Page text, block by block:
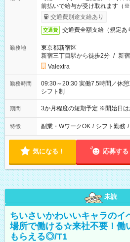
前払いで給与が受け取れます（※
交通費別途支給あり
交通費 交通費全額支給（規定あ
勤務地
東京都新宿区
新宿三丁目駅から徒歩2分 / 新
Valextra
勤務時間
09:30～20:30 実働7.5時間／休憩1.5時間 営業時間に合わせた
シフト制
期間 3か月程度の短期予定 ※開始日は
特徴 副業・WワークOK / シフト勤務 /
気になる！ 応募する
未読
ちいさいかわいいキャラのイ
場所で働ける☆来社不要！働
もらえる◎/T1